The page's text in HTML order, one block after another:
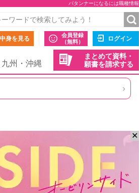
パタンナーになるには職種情報
身を見る
会員登録
（無料）
ログイン
まとめて資料・
願書を請求する
九州・沖縄
›
✕